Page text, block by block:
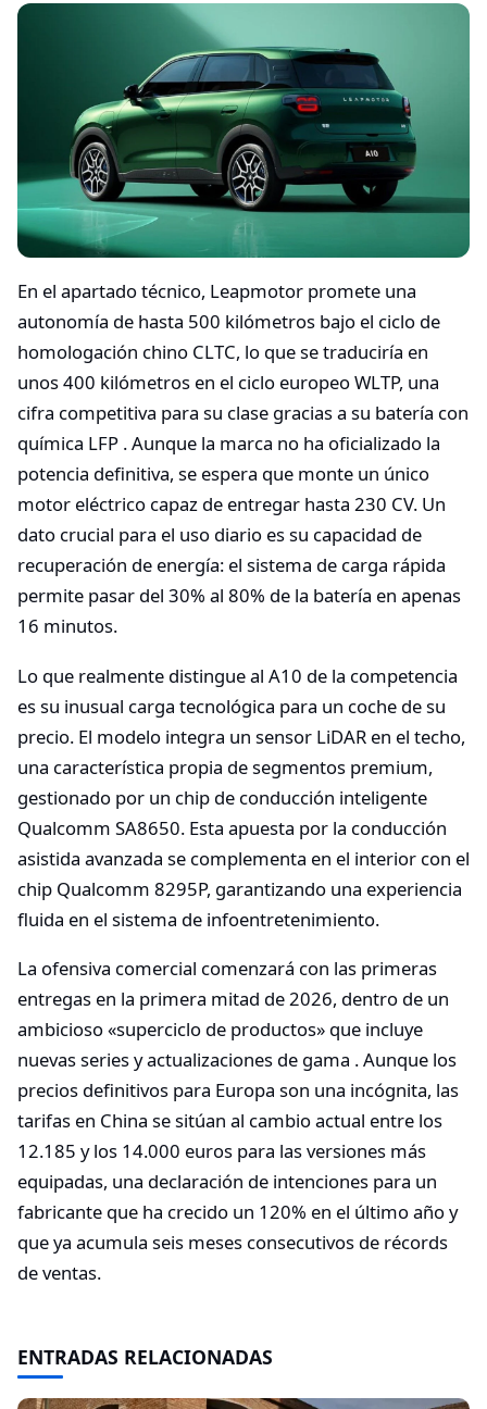
En el apartado técnico, Leapmotor promete una
autonomía de hasta 500 kilómetros bajo el ciclo de
homologación chino CLTC, lo que se traduciría en
unos 400 kilómetros en el ciclo europeo WLTP, una
cifra competitiva para su clase gracias a su batería con
química LFP . Aunque la marca no ha oficializado la
potencia definitiva, se espera que monte un único
motor eléctrico capaz de entregar hasta 230 CV. Un
dato crucial para el uso diario es su capacidad de
recuperación de energía: el sistema de carga rápida
permite pasar del 30% al 80% de la batería en apenas
16 minutos.
Lo que realmente distingue al A10 de la competencia
es su inusual carga tecnológica para un coche de su
precio. El modelo integra un sensor LiDAR en el techo,
una característica propia de segmentos premium,
gestionado por un chip de conducción inteligente
Qualcomm SA8650. Esta apuesta por la conducción
asistida avanzada se complementa en el interior con el
chip Qualcomm 8295P, garantizando una experiencia
fluida en el sistema de infoentretenimiento.
La ofensiva comercial comenzará con las primeras
entregas en la primera mitad de 2026, dentro de un
ambicioso «superciclo de productos» que incluye
nuevas series y actualizaciones de gama . Aunque los
precios definitivos para Europa son una incógnita, las
tarifas en China se sitúan al cambio actual entre los
12.185 y los 14.000 euros para las versiones más
equipadas, una declaración de intenciones para un
fabricante que ha crecido un 120% en el último año y
que ya acumula seis meses consecutivos de récords
de ventas.
ENTRADAS RELACIONADAS